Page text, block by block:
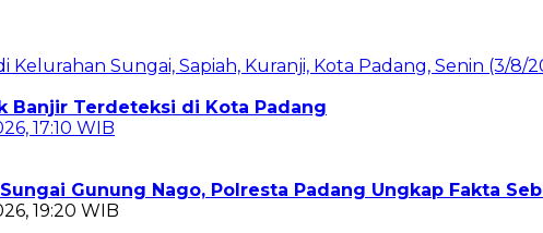
Banjir Terdeteksi di Kota Padang
17:10 WIB
Gunung Nago, Polresta Padang Ungkap Fakta
19:20 WIB